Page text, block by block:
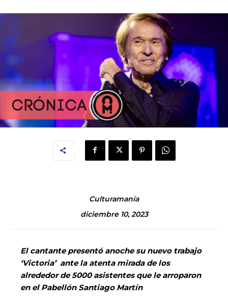
Culturamanía
diciembre 10, 2023
El cantante presentó anoche su nuevo trabajo
‘Victoria’ ante la atenta mirada de los
alrededor de 5000 asistentes que le arroparon
en el Pabellón Santiago Martín